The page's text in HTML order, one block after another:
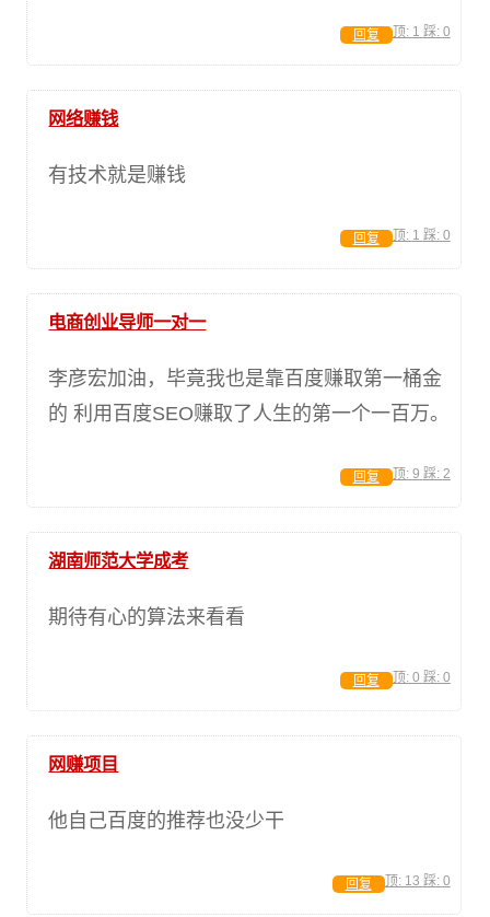
顶: 1 踩: 0
回复
网络赚钱
有技术就是赚钱
顶: 1 踩: 0
回复
电商创业导师一对一
李彦宏加油，毕竟我也是靠百度赚取第一桶金
的 利用百度SEO赚取了人生的第一个一百万。
顶: 9 踩: 2
回复
湖南师范大学成考
期待有心的算法来看看
顶: 0 踩: 0
回复
网赚项目
他自己百度的推荐也没少干
顶: 13 踩: 0
回复